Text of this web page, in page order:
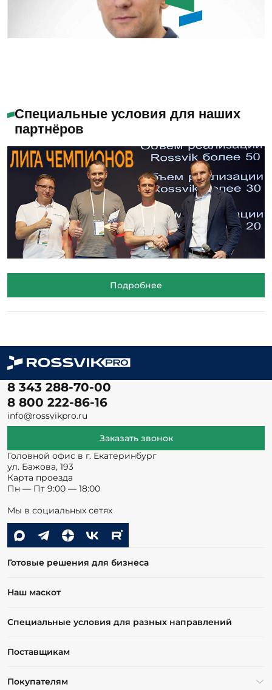
Помогу с выбором
Специальные условия для наших
партнёров
Подробнее
8 343 288-70-00
8 800 222-86-16
info@rossvikpro.ru
Заказать звонок
Головной офис в г. Екатеринбург
ул. Бажова, 193
Карта проезда
Пн — Пт 9:00 — 18:00
Мы в социальных сетях
Готовые решения для бизнеса
Наш маскот
Специальные условия для разных направлений
Поставщикам
Покупателям